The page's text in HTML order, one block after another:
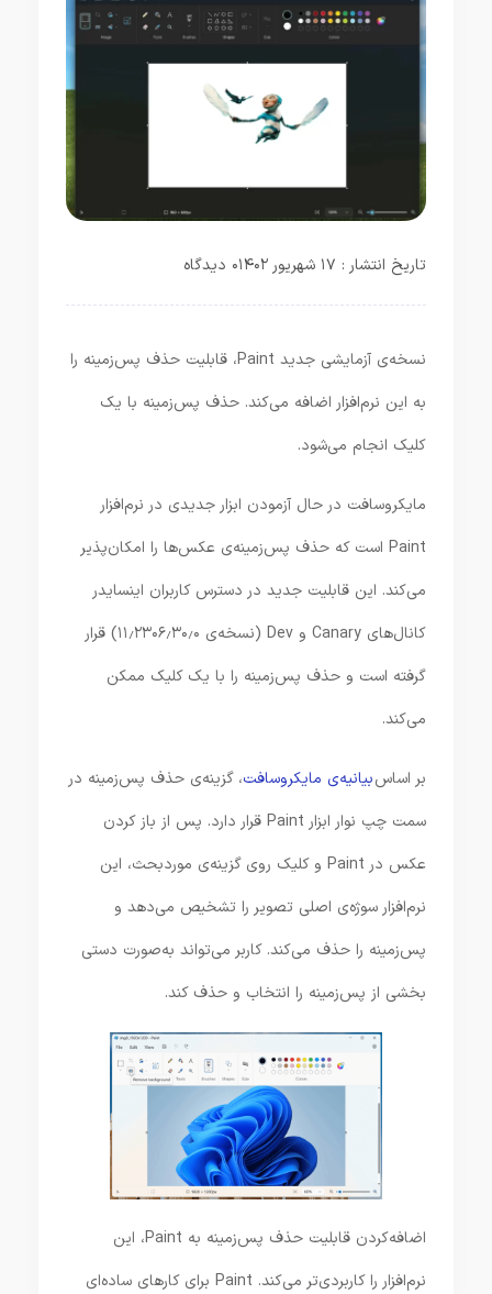
تاریخ انتشار : ۱۷ شهریور ۱۴۰۲ ۰ دیدگاه
نسخه‌ی آزمایشی جدید Paint، قابلیت حذف پس‌زمینه را
به این نرم‌افزار اضافه می‌کند. حذف پس‌زمینه با یک
کلیک انجام می‌شود.
مایکروسافت در حال آزمودن ابزار جدیدی در نرم‌افزار
Paint است که حذف پس‌زمینه‌ی عکس‌ها را امکان‌پذیر
می‌کند. این قابلیت جدید در دسترس کاربران اینسایدر
کانال‌های Canary و Dev (نسخه‌ی ۱۱٫۲۳۰۶٫۳۰٫۰) قرار
گرفته است و حذف پس‌زمینه را با یک کلیک ممکن
می‌کند.
بر اساسبیانیه‌ی مایکروسافت، گزینه‌ی حذف پس‌زمینه در
سمت چپ نوار ابزار Paint قرار دارد. پس از باز کردن
عکس در Paint و کلیک روی گزینه‌ی موردبحث، این
نرم‌افزار سوژه‌ی اصلی تصویر را تشخیص می‌دهد و
پس‌زمینه را حذف می‌کند. کاربر می‌تواند به‌صورت دستی
بخشی از پس‌زمینه را انتخاب و حذف کند.
اضافه‌کردن قابلیت حذف پس‌زمینه به Paint، این
نرم‌افزار را کاربردی‌تر می‌کند. Paint برای کارهای ساده‌ای